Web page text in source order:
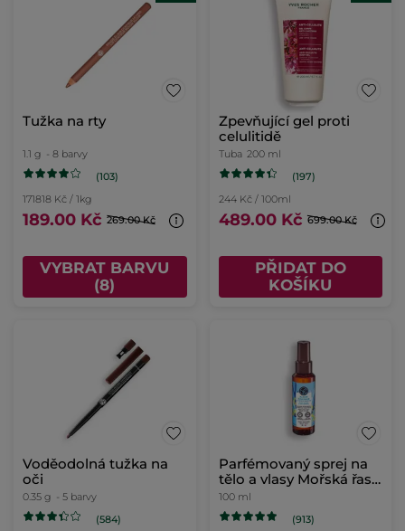
Tužka na rty
1.1 g - 8 barvy
(103)
171818 Kč / 1kg
189.00 Kč 269.00 Kč
VYBRAT BARVU
(8)
Zpevňující gel proti
celulitidě
Tuba 200 ml
(197)
244 Kč / 100ml
489.00 Kč 699.00 Kč
PŘIDAT DO
KOŠÍKU
Voděodolná tužka na
oči
0.35 g - 5 barvy
(584)
Parfémovaný sprej na
tělo a vlasy Mořská řasa
& motar přímořský
100 ml
(913)